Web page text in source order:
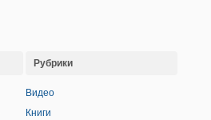
Рубрики
Видео
Книги